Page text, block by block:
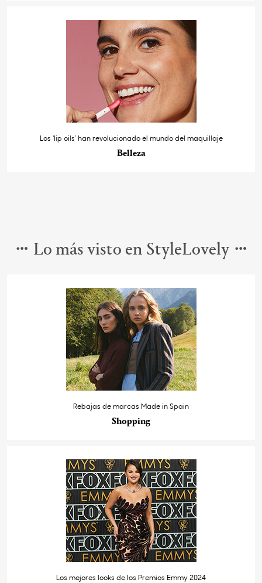
Los ‘lip oils’ han revolucionado el mundo del maquillaje
Belleza
Lo más visto en StyleLovely
Rebajas de marcas Made in Spain
Shopping
Los mejores looks de los Premios Emmy 2024